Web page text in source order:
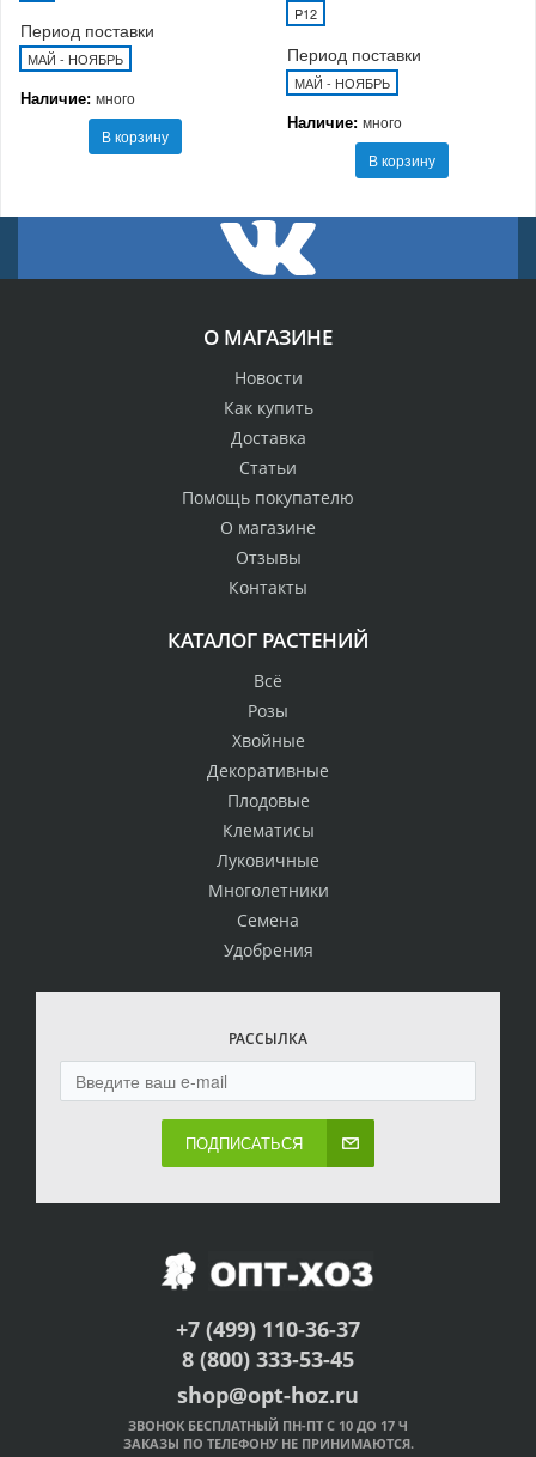
Период поставки
МАЙ - НОЯБРЬ
Наличие: много
В корзину
P12
Период поставки
МАЙ - НОЯБРЬ
Наличие: много
В корзину
О МАГАЗИНЕ
Новости
Как купить
Доставка
Статьи
Помощь покупателю
О магазине
Отзывы
Контакты
КАТАЛОГ РАСТЕНИЙ
Всё
Розы
Хвойные
Декоративные
Плодовые
Клематисы
Луковичные
Многолетники
Семена
Удобрения
РАССЫЛКА
ПОДПИСАТЬСЯ
+7 (499) 110-36-37
8 (800) 333-53-45
shop@opt-hoz.ru
ЗВОНОК БЕСПЛАТНЫЙ ПН-ПТ С 10 ДО 17 Ч
ЗАКАЗЫ ПО ТЕЛЕФОНУ НЕ ПРИНИМАЮТСЯ.